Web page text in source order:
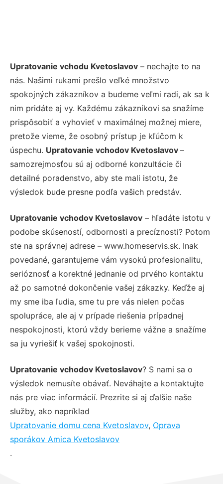
Upratovanie vchodu Kvetoslavov – nechajte to na
nás. Našimi rukami prešlo veľké množstvo
spokojných zákazníkov a budeme veľmi radi, ak sa k
nim pridáte aj vy. Každému zákazníkovi sa snažíme
prispôsobiť a vyhovieť v maximálnej možnej miere,
pretože vieme, že osobný prístup je kľúčom k
úspechu. Upratovanie vchodov Kvetoslavov –
samozrejmosťou sú aj odborné konzultácie či
detailné poradenstvo, aby ste mali istotu, že
výsledok bude presne podľa vašich predstáv.
Upratovanie vchodov Kvetoslavov – hľadáte istotu v
podobe skúseností, odbornosti a precíznosti? Potom
ste na správnej adrese – www.homeservis.sk. Inak
povedané, garantujeme vám vysokú profesionalitu,
serióznosť a korektné jednanie od prvého kontaktu
až po samotné dokončenie vašej zákazky. Keďže aj
my sme iba ľudia, sme tu pre vás nielen počas
spolupráce, ale aj v prípade riešenia prípadnej
nespokojnosti, ktorú vždy berieme vážne a snažíme
sa ju vyriešiť k vašej spokojnosti.
Upratovanie vchodov Kvetoslavov? S nami sa o
výsledok nemusíte obávať. Neváhajte a kontaktujte
nás pre viac informácií. Prezrite si aj ďalšie naše
služby, ako napríklad
Upratovanie domu cena Kvetoslavov, Oprava
sporákov Amica Kvetoslavov
.